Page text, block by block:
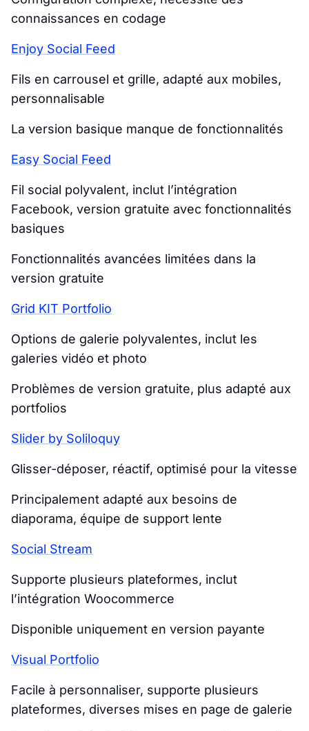
connaissances en codage
Enjoy Social Feed
Fils en carrousel et grille, adapté aux mobiles,
personnalisable
La version basique manque de fonctionnalités
Easy Social Feed
Fil social polyvalent, inclut l’intégration
Facebook, version gratuite avec fonctionnalités
basiques
Fonctionnalités avancées limitées dans la
version gratuite
Grid KIT Portfolio
Options de galerie polyvalentes, inclut les
galeries vidéo et photo
Problèmes de version gratuite, plus adapté aux
portfolios
Slider by Soliloquy
Glisser-déposer, réactif, optimisé pour la vitesse
Principalement adapté aux besoins de
diaporama, équipe de support lente
Social Stream
Supporte plusieurs plateformes, inclut
l’intégration Woocommerce
Disponible uniquement en version payante
Visual Portfolio
Facile à personnaliser, supporte plusieurs
plateformes, diverses mises en page de galerie